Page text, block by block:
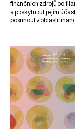
finančních zdrojů od
a poskytnout jejím
posunout v oblasti